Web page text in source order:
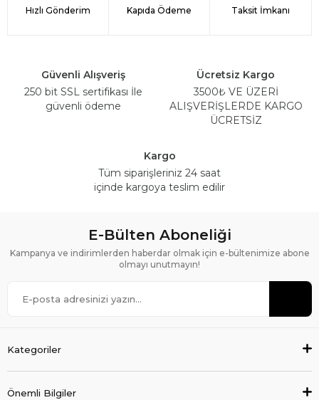
Hızlı Gönderim Kapıda Ödeme Taksit İmkanı
Güvenli Alışveriş
250 bit SSL sertifikası İle
güvenli ödeme
Ücretsiz Kargo
3500₺ VE ÜZERİ
ALIŞVERİŞLERDE KARGO
ÜCRETSİZ
Kargo
Tüm siparişleriniz 24 saat
içinde kargoya teslim edilir
E-Bülten Aboneliği
Kampanya ve indirimlerden haberdar olmak için e-bültenimize abone
olmayı unutmayın!
Kategoriler
Önemli Bilgiler